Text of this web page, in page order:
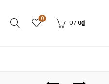
0
0 / 0₫